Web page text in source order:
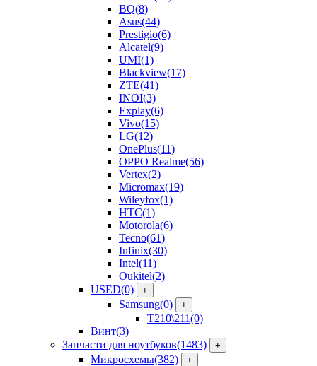
BQ(8)
Asus(44)
Prestigio(6)
Alcatel(9)
UMI(1)
Blackview(17)
ZTE(41)
INOI(3)
Explay(6)
Vivo(15)
LG(12)
OnePlus(11)
OPPO Realme(56)
Vertex(2)
Micromax(19)
Wileyfox(1)
HTC(1)
Motorola(6)
Tecno(61)
Infinix(30)
Intel(11)
Oukitel(2)
USED(0) +
Samsung(0) +
T210\211(0)
Винт(3)
Запчасти для ноутбуков(1483) +
Микросхемы(382) +